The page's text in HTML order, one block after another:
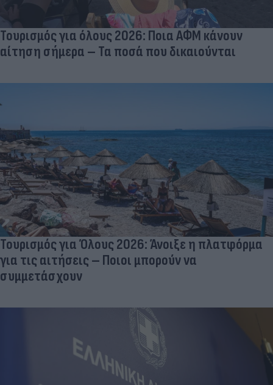
Τουρισμός για όλους 2026: Ποια ΑΦΜ κάνουν
αίτηση σήμερα – Τα ποσά που δικαιούνται
Τουρισμός για Όλους 2026: Άνοιξε η πλατφόρμα
για τις αιτήσεις – Ποιοι μπορούν να
συμμετάσχουν